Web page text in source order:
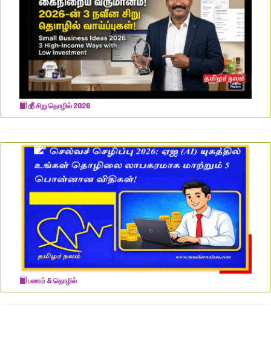
​💰 சிறு தொழில் 2026
பணம் & தொழில்